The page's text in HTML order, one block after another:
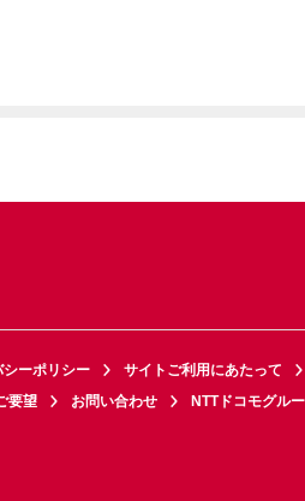
シーポリシー サイトご利用にあたって
要望 お問い合わせ NTTドコモグル